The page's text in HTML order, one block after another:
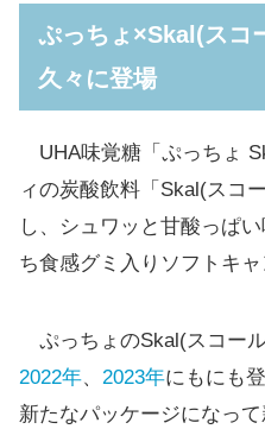
ぷっちょ×Skal(スコ
久々に登場
UHA味覚糖「ぷっちょ
ィの炭酸飲料「Skal(スコ
し、シュワッと甘酸っぱ
ち食感グミ入りソフトキャ
ぷっちょのSkal(スコール
2022年、 2023年にもにも
新たなパッケージになって